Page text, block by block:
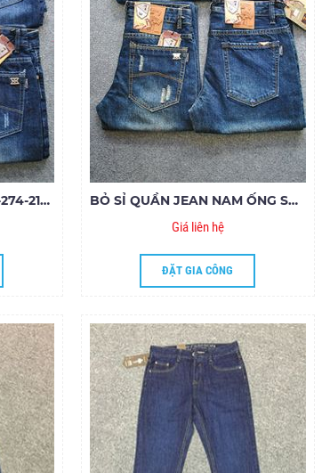
QUẦN JEAN NAM MS288-274-215-325.185
BỎ SỈ QUẦN JEAN NAM ỐNG SUÔNG MS285-272-324-328
Giá liên hệ
ĐẶT GIA CÔNG